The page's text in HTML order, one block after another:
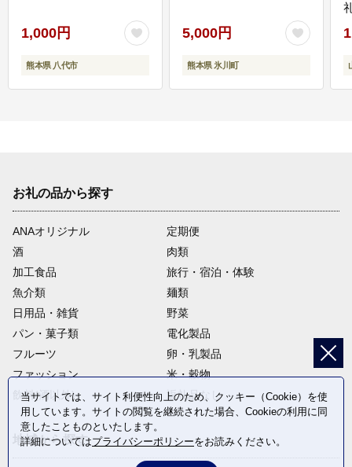
1,000円
熊本県 八代市
5,000円
熊本県 氷川町
お礼の品から探す
ANAオリジナル
定期便
酒
肉類
加工食品
旅行・宿泊・体験
魚介類
麺類
日用品・雑貨
野菜
パン・菓子類
電化製品
フルーツ
卵・乳製品
ファッション
米・穀物
飲料(酒以外)
返礼品なし
地域から探す
当サイトでは、サイト利便性向上のため、クッキー（Cookie）を使
用しています。サイトの閲覧を継続された場合、Cookieの利用に同
意したことものといたします。
詳細についてはプライバシーポリシーをお読みください。